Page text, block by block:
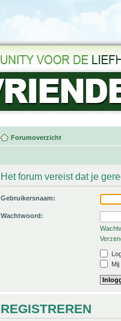
Forumoverzicht
Het forum vereist dat je
Gebruikersnaam:
Wachtwoord:
REGISTREREN